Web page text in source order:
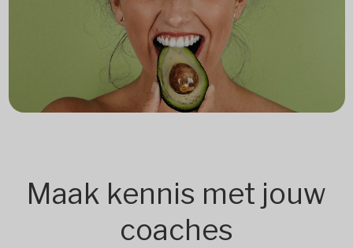
Maak kennis met jouw
coaches